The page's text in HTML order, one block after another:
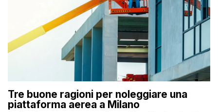
Tre buone ragioni per noleggiare una
piattaforma aerea a Milano